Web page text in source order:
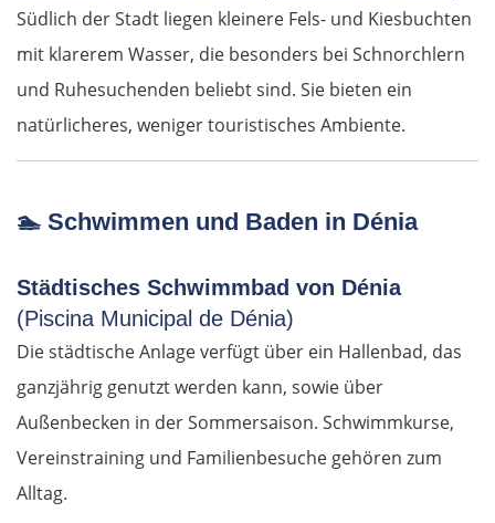
Südlich der Stadt liegen kleinere Fels- und Kiesbuchten
mit klarerem Wasser, die besonders bei Schnorchlern
und Ruhesuchenden beliebt sind. Sie bieten ein
natürlicheres, weniger touristisches Ambiente.
🏊 Schwimmen und Baden in Dénia
Städtisches Schwimmbad von Dénia
(Piscina Municipal de Dénia)
Die städtische Anlage verfügt über ein Hallenbad, das
ganzjährig genutzt werden kann, sowie über
Außenbecken in der Sommersaison. Schwimmkurse,
Vereinstraining und Familienbesuche gehören zum
Alltag.
Pfaffenhofen an der Ilm
München
Österreich
Vöcklabruck
Linz